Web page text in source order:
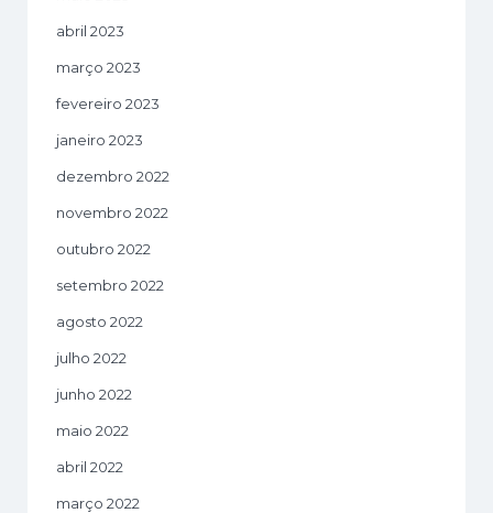
abril 2023
março 2023
fevereiro 2023
janeiro 2023
dezembro 2022
novembro 2022
outubro 2022
setembro 2022
agosto 2022
julho 2022
junho 2022
maio 2022
abril 2022
março 2022